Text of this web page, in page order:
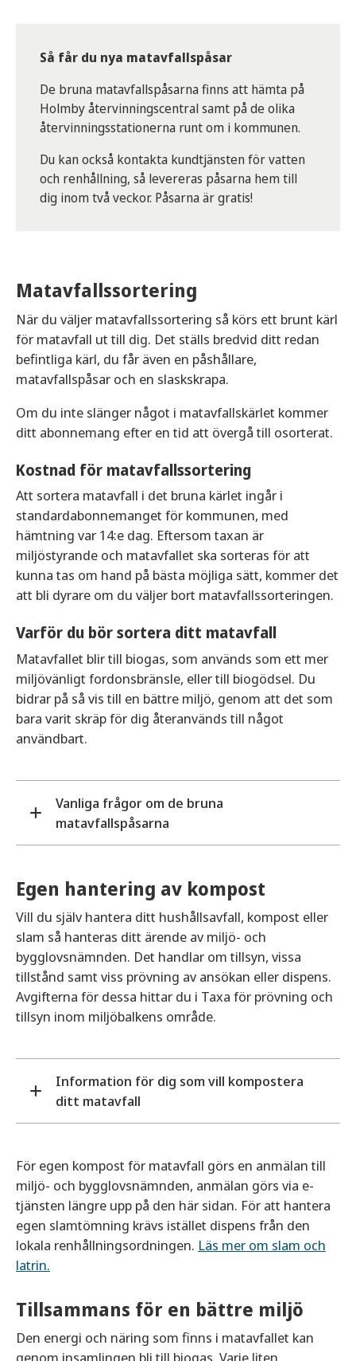
Så får du nya matavfallspåsar
De bruna matavfallspåsarna finns att hämta på
Holmby återvinningscentral samt på de olika
återvinningsstationerna runt om i kommunen.
Du kan också kontakta kundtjänsten för vatten
och renhållning, så levereras påsarna hem till
dig inom två veckor. Påsarna är gratis!
Matavfallssortering
När du väljer matavfallssortering så körs ett brunt kärl
för matavfall ut till dig. Det ställs bredvid ditt redan
befintliga kärl, du får även en påshållare,
matavfallspåsar och en slaskskrapa.
Om du inte slänger något i matavfallskärlet kommer
ditt abonnemang efter en tid att övergå till osorterat.
Kostnad för matavfallssortering
Att sortera matavfall i det bruna kärlet ingår i
standardabonnemanget för kommunen, med
hämtning var 14:e dag. Eftersom taxan är
miljöstyrande och matavfallet ska sorteras för att
kunna tas om hand på bästa möjliga sätt, kommer det
att bli dyrare om du väljer bort matavfallssorteringen.
Varför du bör sortera ditt matavfall
Matavfallet blir till biogas, som används som ett mer
miljövänligt fordonsbränsle, eller till biogödsel. Du
bidrar på så vis till en bättre miljö, genom att det som
bara varit skräp för dig återanvänds till något
användbart.
Vanliga frågor om de bruna
matavfallspåsarna
De bruna matavfallspåsarna finns att hämta på
Holmby återvinningscentral samt på de olika
återvinningsstationerna runt om i kommunen.
Du kan också kontakta kundtjänsten för vatten
och renhållning, så levereras påsarna hem till dig
inom två veckor. Påsarna är gratis!
Nej, det är endast de påsar anpassade för
matavfall som får användas. Detta då de är
tillverkade i ett nedbrytbart material. De påsar du
kan använda för matavfall har en tydlig märkning
kallade biopåsar.
Det här kan du slänga i matavfallspåsen:
Råa och tillagade matrester, även fisk och
skaldjur.
och etikett)
Växtdelar utan jord.
Egen hantering av kompost
Vill du själv hantera ditt hushållsavfall, kompost eller
slam så hanteras ditt ärende av miljö- och
bygglovsnämnden. Det handlar om tillsyn, vissa
tillstånd samt viss prövning av ansökan eller dispens.
Avgifterna för dessa hittar du i Taxa för prövning och
tillsyn inom miljöbalkens område.
Information för dig som vill kompostera
ditt matavfall
För att komposteringen ska fungera behövs
syre. Däremot måste komposten också vara
skadedjurssäker, så hål och springor i
komposten får inte vara större än 5
millimeter.
För egen kompost för matavfall görs en anmälan till
miljö- och bygglovsnämnden, anmälan görs via e-
tjänsten längre upp på den här sidan. För att hantera
egen slamtömning krävs istället dispens från den
lokala renhållningsordningen. Läs mer om slam och
latrin.
Tillsammans för en bättre miljö
Den energi och näring som finns i matavfallet kan
genom insamlingen bli till biogas. Varje liten